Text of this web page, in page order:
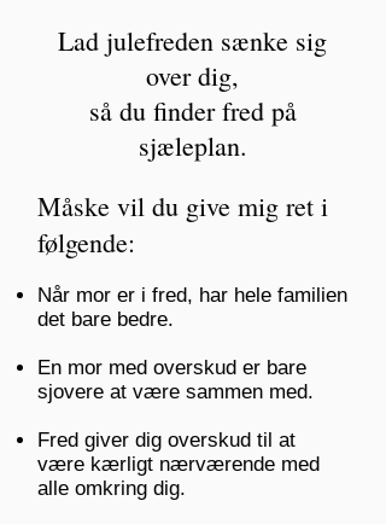
Lad julefreden sænke sig
over dig,
så du finder fred på
sjæleplan.
Måske vil du give mig ret i
følgende: ​
Når mor er i fred, har hele familien
det bare bedre.
En mor med overskud er bare
sjovere at være sammen med.
Fred giver dig overskud til at
være kærligt nærværende med
alle omkring dig.